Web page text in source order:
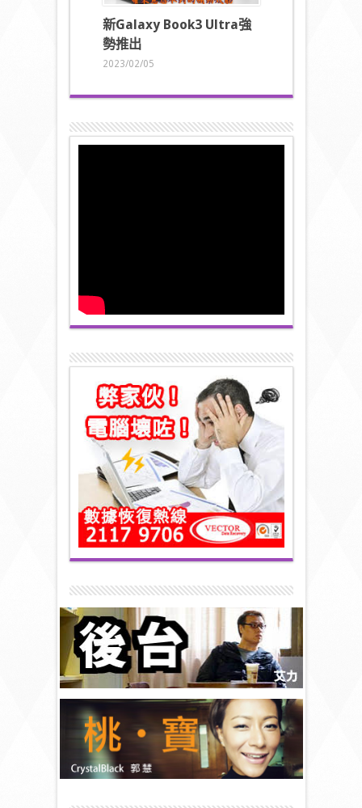
新Galaxy Book3 Ultra強
勢推出
2023/02/05